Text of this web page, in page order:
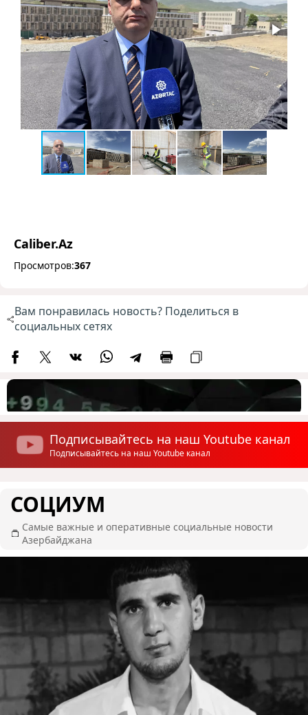
Caliber.Az
Просмотров:367
Вам понравилась новость? Поделиться в
социальных сетях
Подписывайтесь на наш Youtube канал
Подписывайтесь на наш Youtube канал
СОЦИУМ
Самые важные и оперативные социальные новости
Азербайджана